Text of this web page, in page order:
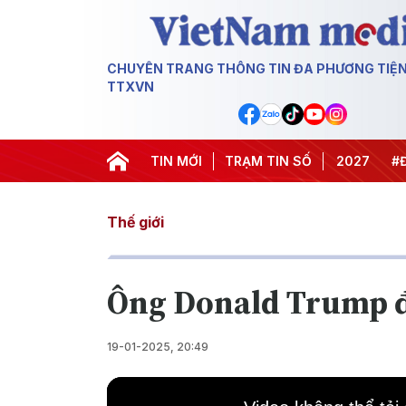
CHUYÊN TRANG THÔNG TIN ĐA PHƯƠNG
TTXVN
TIN MỚI TRẠM TIN SỐ
#Hội nghị Trung ương 3 #APEC 2027 #Đưa
Thế giới
Ông Donald Trump
19-01-2025, 20:49
This